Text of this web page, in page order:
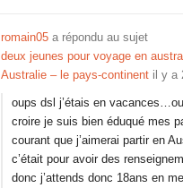
romain05 a répondu au sujet
deux jeunes pour voyage en
Australie – le pays-continent il y a
oups dsl j’étais en
croire je suis bien éduqué mes
courant que j’aimerai partir en
c’était pour avoir des
donc j’attends donc 18ans en